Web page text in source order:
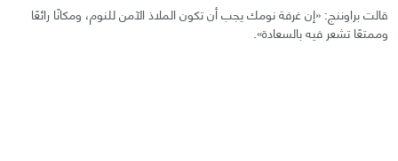
قالت براوننج: «إن غرفة نومك يجب أن تكون الملاذ الآمن للنوم، ومكانًا رائعًا
وممتعًا تشعر فيه بالسعادة».